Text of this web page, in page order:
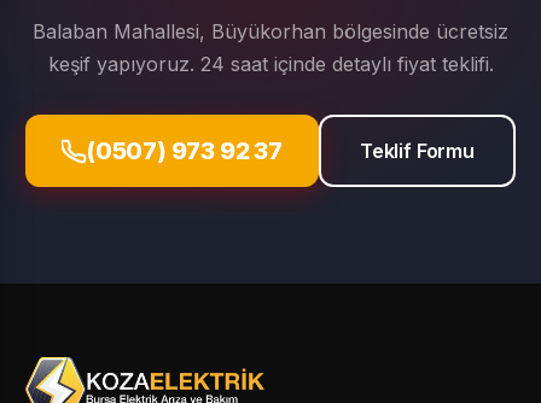
Balaban Mahallesi, Büyükorhan bölgesinde ücretsiz
keşif yapıyoruz. 24 saat içinde detaylı fiyat teklifi.
(0507) 973 92 37 Teklif Formu